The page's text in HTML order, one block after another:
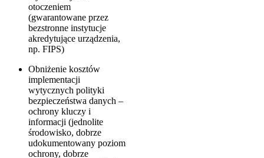
otoczeniem
(gwarantowane przez
bezstronne instytucje
akredytujące urządzenia,
np. FIPS)
Obniżenie kosztów
implementacji
wytycznych polityki
bezpieczeństwa danych –
ochrony kluczy i
informacji (jednolite
środowisko, dobrze
udokumentowany poziom
ochrony, dobrze